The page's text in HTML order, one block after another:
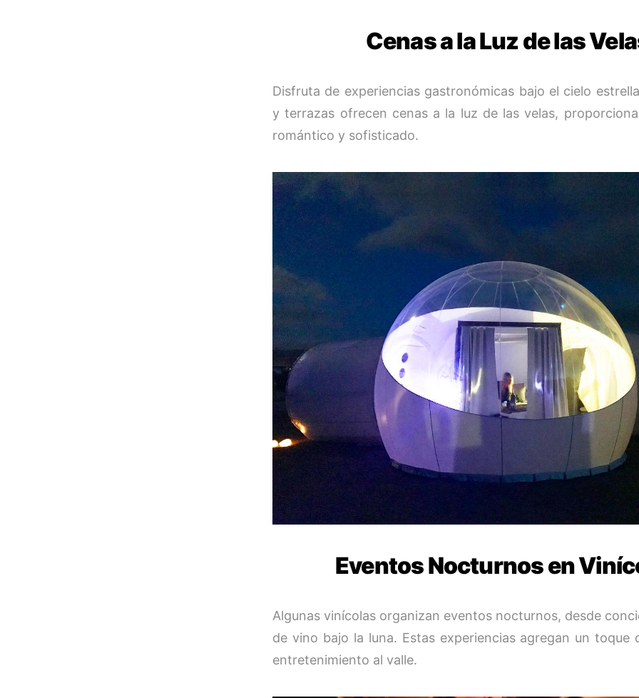
Cenas a la Luz de las
Disfruta de experiencias gastronómicas bajo el cielo
y terrazas ofrecen cenas a la luz de las velas,
romántico y sofisticado.
Eventos Nocturnos en
Algunas vinícolas organizan eventos nocturnos, desde
de vino bajo la luna. Estas experiencias agregan un toque
entretenimiento al valle.